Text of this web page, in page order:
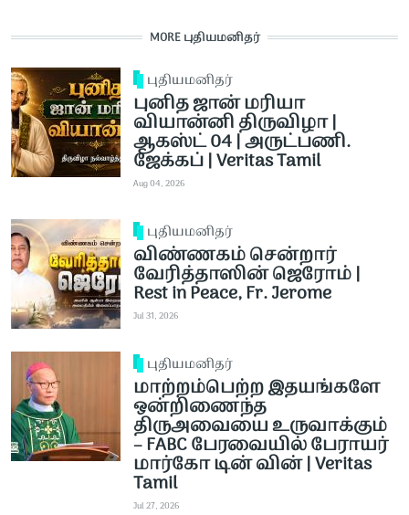
MORE புதியமனிதர்
புதியமனிதர்
புனித ஜான் மரியா
வியான்னி திருவிழா |
ஆகஸ்ட் 04 | அருட்பணி.
ஜேக்கப் | Veritas Tamil
Aug 04, 2026
புதியமனிதர்
விண்ணகம் சென்றார்
வேரித்தாஸின் ஜெரோம் |
Rest in Peace, Fr. Jerome
Jul 31, 2026
புதியமனிதர்
மாற்றம்பெற்ற இதயங்களே
ஒன்றிணைந்த
திருஅவையை உருவாக்கும்
– FABC பேரவையில் பேராயர்
மார்கோ டின் வின் | Veritas
Tamil
Jul 27, 2026